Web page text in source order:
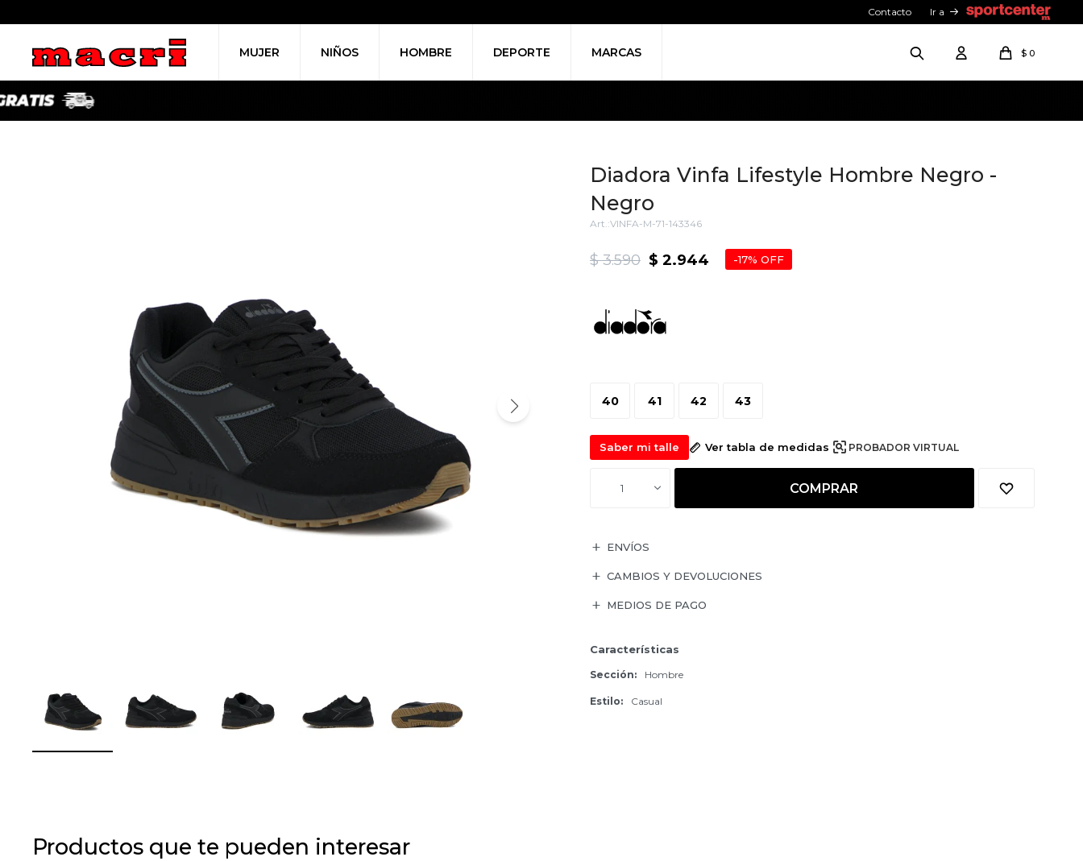
MUJER NIÑOS HOMBRE DEPORTE MARCAS $ 0
Contacto Ir a
Diadora Vinfa Lifestyle Hombre Negro -
Negro
VINFA-M-71-143346
$ 2.944
$ 3.590 17
40 41 42 43
Saber mi talle Ver tabla de medidas PROBADOR VIRTUAL
1 COMPRAR
ENVÍOS
CAMBIOS Y DEVOLUCIONES
MEDIOS DE PAGO
Características
Sección Hombre
Estilo Casual
Productos que te pueden interesar